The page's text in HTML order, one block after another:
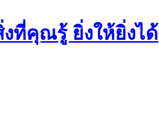
ที่คุณรู้ ยิ่งให้ยิ่งได้